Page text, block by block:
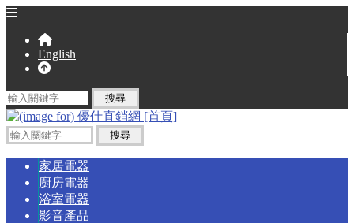
English
家居電器
廚房電器
浴室電器
影音產品